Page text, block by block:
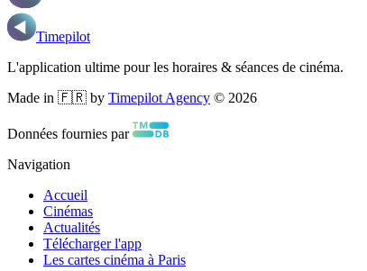
Timepilot
L'application ultime pour les horaires & séances de cinéma.
Made in 🇫🇷 by Timepilot Agency © 2026
Données fournies par
Navigation
Accueil
Cinémas
Actualités
Télécharger l'app
Les cartes cinéma à Paris